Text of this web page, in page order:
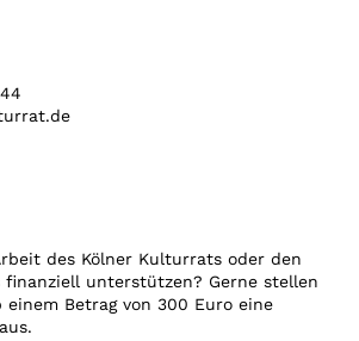
des Kölner Kulturrats oder den
finanziell unterstützen? Gerne stellen
Betrag von 300 Euro eine